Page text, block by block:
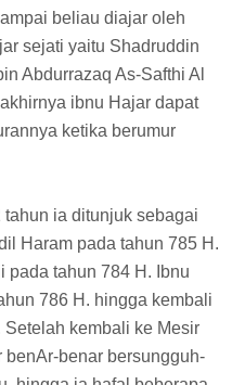
beliau diajar oleh
sejati yaitu Shadruddin
Abdurrazaq As-Safthi Al
ibnu Hajar dapat
ketika berumur
ia ditunjuk sebagai
Haram pada tahun 785 H.
pada tahun 784 H. Ibnu
786 H. hingga kembali
Setelah kembali ke Mesir
benAr-benar bersungguh-